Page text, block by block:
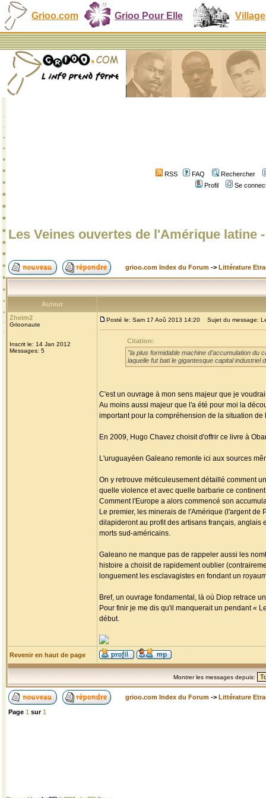
Grioo.com Grioo Pour Elle Village
RSS FAQ
Rechercher
Profil
Se
Les Veines ouvertes de l'Amérique latine
grioo.com Index du Forum -> Littérature
Auteur
Zheim2
Grioonaute
Inscrit le: 14 Jan 2012
Messages: 5
Posté le: Sam 17 Aoû 2013 14:20 Sujet du message:
Citation:
"la plus formidable machine d'accumulation du
laquelle fut bati le gigantesque capital industriel
C'est un ouvrage à mon sens majeur que je
Au moins aussi majeur que l'a été pour moi la
important pour la compréhension de la situation
En 2009, Hugo Chavez choisit d'offrir ce livre à
L'uruguayéen Galeano remonte ici aux sources
On y retrouve méticuleusement détaillé comment
quelle violence et avec quelle barbarie ce
Comment l'Europe a alors commencé son
Le premier, les minerais de l'Amérique (l'argent
dilapideront au profit des artisans français,
morts sud-américains.
Galeano ne manque pas de rappeler aussi les
histoire a choisit de rapidement oublier
longuement les esclavagistes en fondant un
Bref, un ouvrage fondamental, là où Diop retrace
Pour finir je me dis qu'il manquerait un pendant «
début.
Revenir en haut de page
Montrer les messages depuis:
grioo.com Index du Forum -> Littérature
Page 1 sur1